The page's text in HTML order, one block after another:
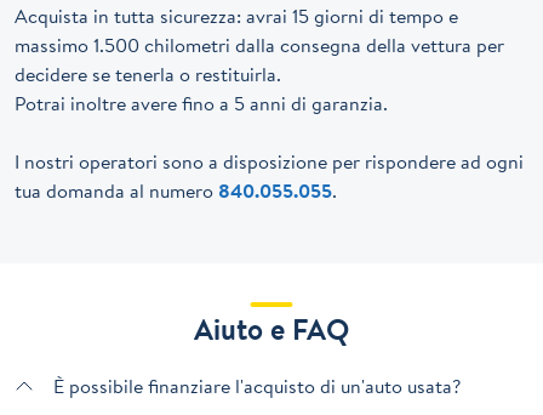
Acquista in tutta sicurezza: avrai 15 giorni di tempo e
massimo 1.500 chilometri dalla consegna della vettura per
decidere se tenerla o restituirla.
Potrai inoltre avere fino a 5 anni di garanzia.
I nostri operatori sono a disposizione per rispondere ad ogni
tua domanda al numero 840.055.055.
Aiuto e FAQ
È possibile finanziare l'acquisto di un'auto usata?